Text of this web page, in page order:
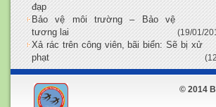
đạp
Bảo vệ môi trường – Bảo vệ
tương lai
(19/01/
Xả rác trên công viên, bãi biển: Sẽ bị xử
phạt
© 2014